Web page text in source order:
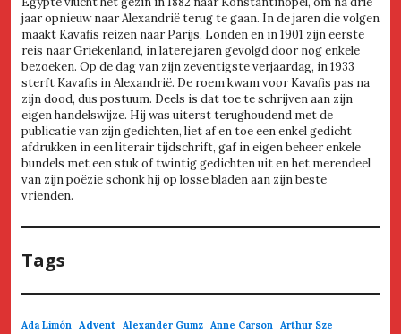
jaar opnieuw naar Alexandrië terug te gaan. In de jaren die volgen
maakt Kavafis reizen naar Parijs, Londen en in 1901 zijn eerste
reis naar Griekenland, in latere jaren gevolgd door nog enkele
bezoeken. Op de dag van zijn zeventigste verjaardag, in 1933
sterft Kavafis in Alexandrië. De roem kwam voor Kavafis pas na
zijn dood, dus postuum. Deels is dat toe te schrijven aan zijn
eigen handelswijze. Hij was uiterst terughoudend met de
publicatie van zijn gedichten, liet af en toe een enkel gedicht
afdrukken in een literair tijdschrift, gaf in eigen beheer enkele
bundels met een stuk of twintig gedichten uit en het merendeel
van zijn poëzie schonk hij op losse bladen aan zijn beste
vrienden.
Tags
Ada Limón Advent Alexander Gumz Anne Carson Arthur Sze